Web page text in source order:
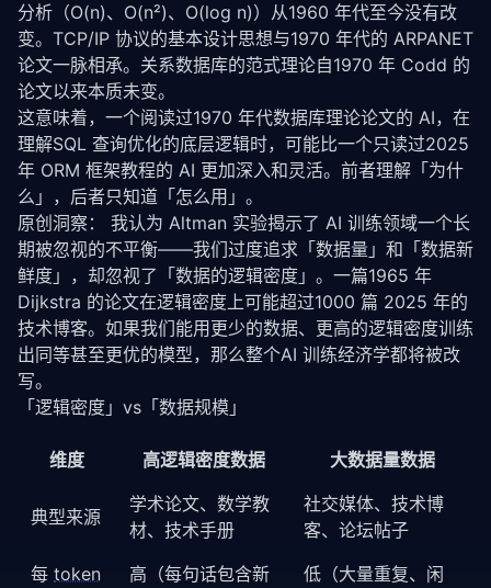
分析（O(n)、O(n²)、O(log n)）从1960 年代至今没有改
变。TCP/IP 协议的基本设计思想与1970 年代的 ARPANET
论文一脉相承。关系数据库的范式理论自1970 年 Codd 的
论文以来本质未变。
这意味着，一个阅读过1970 年代数据库理论论文的 AI，在
理解SQL 查询优化的底层逻辑时，可能比一个只读过2025
年 ORM 框架教程的 AI 更加深入和灵活。前者理解「为什
么」，后者只知道「怎么用」。
原创洞察： 我认为 Altman 实验揭示了 AI 训练领域一个长
期被忽视的不平衡——我们过度追求「数据量」和「数据新
鲜度」，却忽视了「数据的逻辑密度」。一篇1965 年
Dijkstra 的论文在逻辑密度上可能超过1000 篇 2025 年的
技术博客。如果我们能用更少的数据、更高的逻辑密度训练
出同等甚至更优的模型，那么整个AI 训练经济学都将被改
写。
「逻辑密度」vs「数据规模」
维度 高逻辑密度数据 大数据量数据
典型来源
学术论文、数学教
材、技术手册
社交媒体、技术博
客、论坛帖子
每 token
高（每句话包含新
低（大量重复、闲